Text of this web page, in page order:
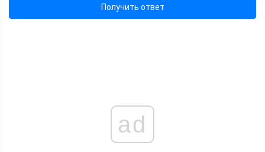
Получить ответ
ad